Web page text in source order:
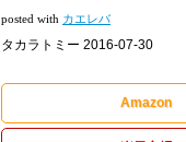
posted with カエレバ
タカラトミー 2016-07-30
Amazon